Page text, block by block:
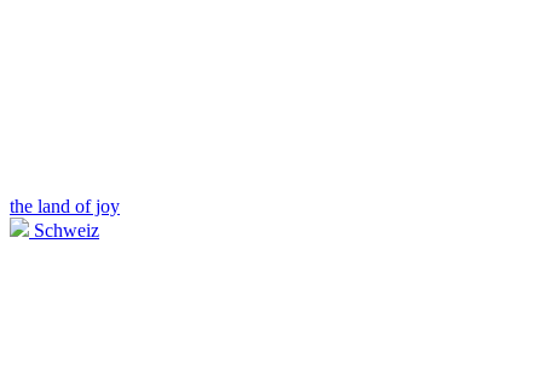
the land of joy
Schweiz